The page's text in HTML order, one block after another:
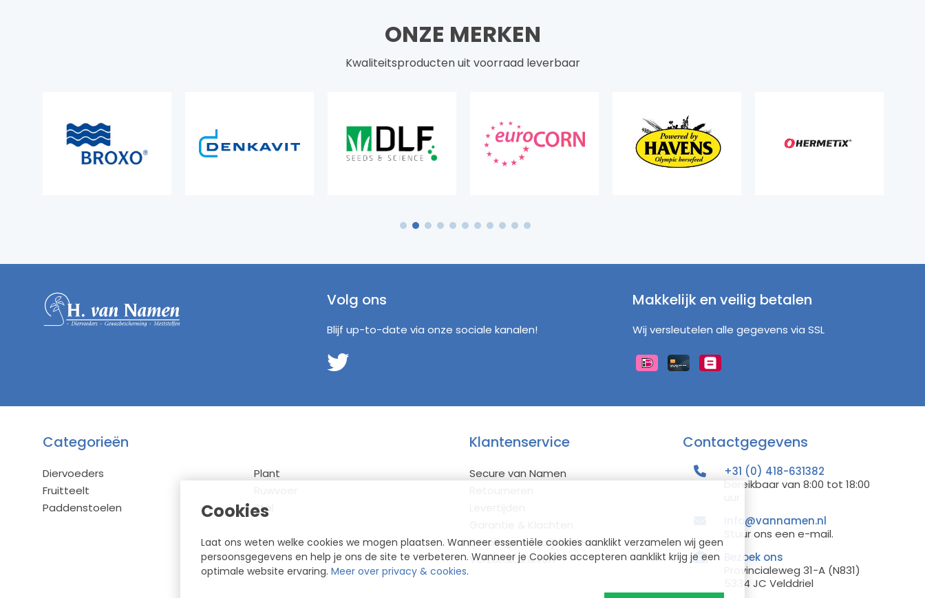
Cookies
Laat ons weten welke cookies we mogen plaatsen. Wanneer essentiële cookies aanklikt verzamelen wij geen
persoonsgegevens en help je ons de site te verbeteren. Wanneer je Cookies accepteren aanklikt krijg je een
optimale website ervaring. Meer over privacy & cookies.
ONZE MERKEN
Kwaliteitsproducten uit voorraad leverbaar
1 2 3 4 5 6 7 8 9 10 11
Volg ons
Blijf up-to-date via onze sociale kanalen!
Makkelijk en veilig betalen
Wij versleutelen alle gegevens via SSL
Categorieën
Diervoeders
Fruitteelt
Paddenstoelen
Plant
Stal
Klantenservice
Secure van Namen
Betalingsmogelijkheden
Verzendtarieven
Contactgegevens
+31 (0) 418-631382
bereikbaar van 8:00 tot 18:00
info@vannamen.nl
Stuur ons een e-mail.
Bezoek ons
Provincialeweg 31-A (N831)
5334 JC Velddriel